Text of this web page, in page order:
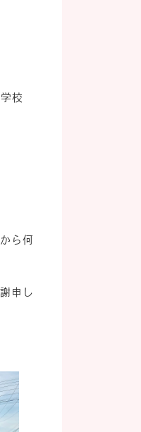
校
ら何
申し